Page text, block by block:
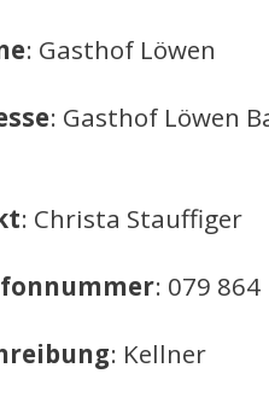
: Gasthof Löwen
: Gasthof Löwen
: Christa Stauffiger
: 079 864
: Kellner